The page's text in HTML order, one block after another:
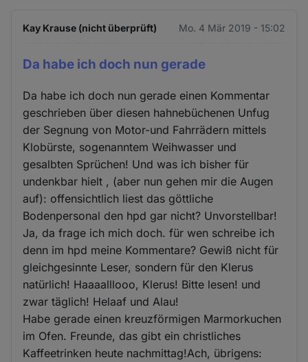
Kay Krause (nicht überprüft) Mo. 4 Mär 2019 - 15:02
Da habe ich doch nun gerade
Da habe ich doch nun gerade einen Kommentar
geschrieben über diesen hahnebüchenen Unfug
der Segnung von Motor-und Fahrrädern mittels
Klobürste, sogenanntem Weihwasser und
gesalbten Sprüchen! Und was ich bisher für
undenkbar hielt , (aber nun gehen mir die Augen
auf): offensichtlich liest das göttliche
Bodenpersonal den hpd gar nicht? Unvorstellbar!
Ja, da frage ich mich doch. für wen schreibe ich
denn im hpd meine Kommentare? Gewiß nicht für
gleichgesinnte Leser, sondern für den Klerus
natürlich! Haaaalllooo, Klerus! Bitte lesen! und
zwar täglich! Helaaf und Alau!
Habe gerade einen kreuzförmigen Marmorkuchen
im Ofen. Freunde, das gibt ein christliches
Kaffeetrinken heute nachmittag!Ach, übrigens: